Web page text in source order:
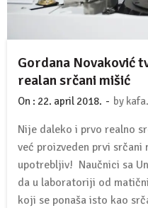
Gordana Novaković
realan srčani mišić
On : 22. april 2018. - by
Nije daleko i prvo realno
već proizveden prvi
upotrebljiv! Naučnici sa
da u laboratoriji od
koji se ponaša isto kao